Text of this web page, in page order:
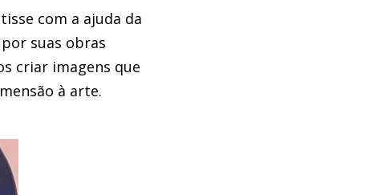
com a ajuda da
suas obras
criar imagens que
à arte.